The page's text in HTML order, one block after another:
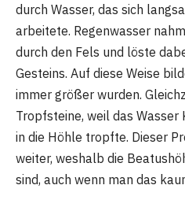
durch Wasser, das sich
arbeitete. Regenwasser
durch den Fels und löste
Gesteins. Auf diese Weise
immer größer wurden.
Tropfsteine, weil das
in die Höhle tropfte. Dieser
weiter, weshalb die
sind, auch wenn man das